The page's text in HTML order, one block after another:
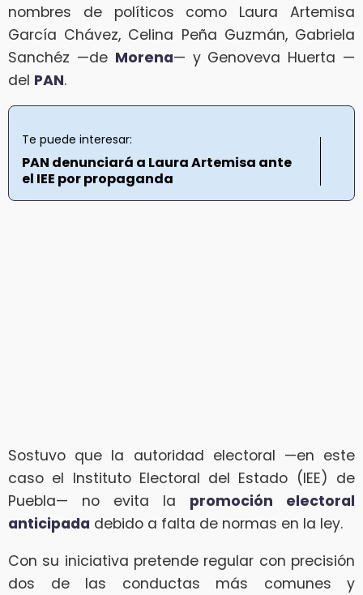
nombres de políticos como Laura Artemisa
García Chávez, Celina Peña Guzmán, Gabriela
Sanchéz —de Morena— y Genoveva Huerta —
del PAN.
Te puede interesar:
PAN denunciará a Laura Artemisa ante
el IEE por propaganda
Sostuvo que la autoridad electoral —en este
caso el Instituto Electoral del Estado (IEE) de
Puebla— no evita la promoción electoral
anticipada debido a falta de normas en la ley.
Con su iniciativa pretende regular con precisión
dos de las conductas más comunes y